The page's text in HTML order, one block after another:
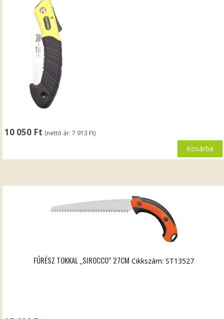
10 050 Ft (nettó ár:7 913 Ft)
Kosárba
FŰRÉSZ TOKKAL „SIROCCO” 27CM Cikkszám: ST13527